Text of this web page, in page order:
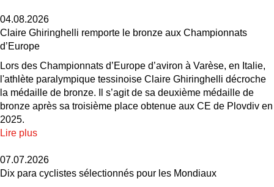
04.08.2026
Claire Ghiringhelli remporte le bronze aux Championnats
d’Europe
Lors des Championnats d’Europe d’aviron à Varèse, en Italie,
l'athlète paralympique tessinoise Claire Ghiringhelli décroche
la médaille de bronze. Il s’agit de sa deuxième médaille de
bronze après sa troisième place obtenue aux CE de Plovdiv en
2025.
Lire plus
07.07.2026
Dix para cyclistes sélectionnés pour les Mondiaux